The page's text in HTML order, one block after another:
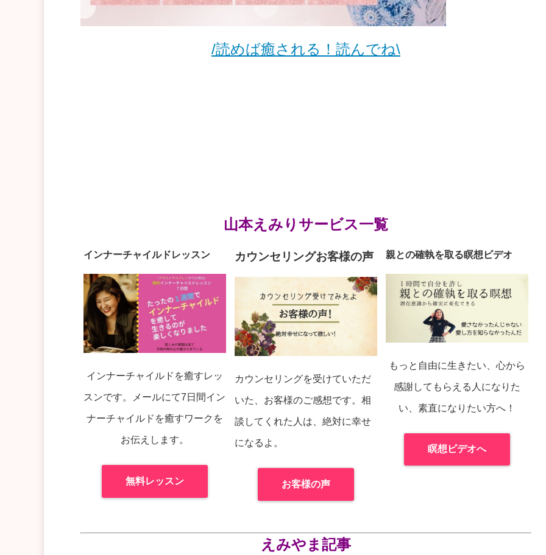
/読めば癒される！読んでね\
山本えみりサービス一覧
インナーチャイルドレッスン
インナーチャイルドを癒すレッ
スンです。メールにて7日間イン
ナーチャイルドを癒すワークを
お伝えします。
無料レッスン
カウンセリングお客様の声
カウンセリングを受けていただ
いた、お客様のご感想です。相
談してくれた人は、絶対に幸せ
になるよ。
お客様の声
親との確執を取る瞑想ビデオ
もっと自由に生きたい、心から
感謝してもらえる人になりた
い、素直になりたい方へ！
瞑想ビデオへ
えみやま記事